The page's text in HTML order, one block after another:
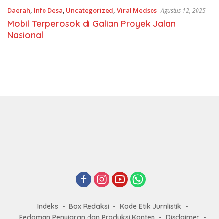
Daerah, Info Desa, Uncategorized, Viral Medsos Agustus 12, 2025
Mobil Terperosok di Galian Proyek Jalan
Nasional
Indeks Box Redaksi
Kode Etik Jurnlistik
Pedoman Penyiaran dan Produksi Konten
Disclaimer